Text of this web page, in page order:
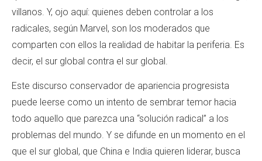
villanos. Y, ojo aquí: quienes deben controlar a los
radicales, según Marvel, son los moderados que
comparten con ellos la realidad de habitar la periferia. Es
decir, el sur global contra el sur global.
Este discurso conservador de apariencia progresista
puede leerse como un intento de sembrar temor hacia
todo aquello que parezca una “solución radical” a los
problemas del mundo. Y se difunde en un momento en el
que el sur global, que China e India quieren liderar, busca